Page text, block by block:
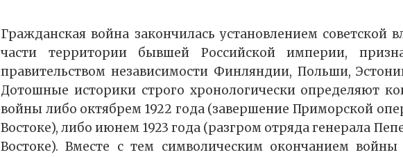
Гражданская война закончилась установлением советской
части территории бывшей Российской империи,
правительством независимости Финляндии, Польши,
Дотошные историки строго хронологически определяют
войны либо октябрем 1922 года (завершение Приморской
Востоке), либо июнем 1923 года (разгром отряда генерала
Востоке). Вместе с тем символическим окончанием войны